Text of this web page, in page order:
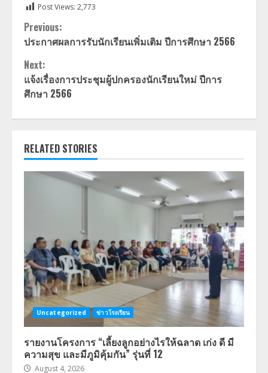
Post Views: 2,773
Continue
Reading
Previous:
ประกาศผลการรับนักเรียนเพิ่มเติม ปีการศึกษา 2566
Next:
แจ้งเรื่องการประชุมผู้ปกครองนักเรียนใหม่ ปีการ
ศึกษา 2566
RELATED STORIES
Uncategorized ข่าวโรงเรียน
รายงานโครงการ “เลี้ยงลูกอย่างไรให้ฉลาด เก่ง ดี มี
ความสุข และมีภูมิคุ้มกัน” รุ่นที่ 12
August 4, 2026